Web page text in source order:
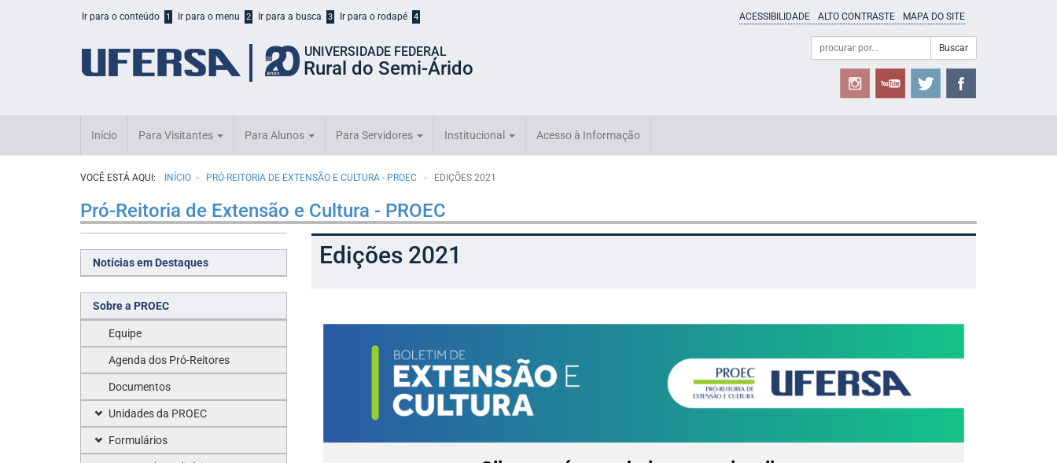
Ir para o conteúdo 1 Ir para o menu 2 Ir para a busca 3 Ir para o rodapé 4 ACESSIBILIDADE ALTO CONTRASTE MAPA DO SITE
UNIVERSIDADE FEDERAL
Rural do Semi-Árido
Formulário
Busca
Campo
de
Buscar
Início Para Visitantes Para Alunos Para Servidores Institucional Acesso à Informação
VOCÊ ESTÁ AQUI: INÍCIO PRÓ-REITORIA DE EXTENSÃO E CULTURA - PROEC EDIÇÕES 2021
Pró-Reitoria de Extensão e Cultura - PROEC
Notícias em Destaques
Sobre a PROEC
Equipe
Agenda dos Pró-Reitores
Documentos
Unidades da PROEC
Formulários
Edições 2021